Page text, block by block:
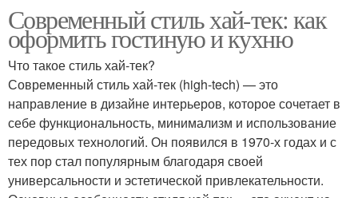
Современный стиль хай-тек: как
оформить гостиную и кухню
Что такое стиль хай-тек?
Современный стиль хай-тек (high-tech) — это
направление в дизайне интерьеров, которое сочетает в
себе функциональность, минимализм и использование
передовых технологий. Он появился в 1970-х годах и с
тех пор стал популярным благодаря своей
универсальности и эстетической привлекательности.